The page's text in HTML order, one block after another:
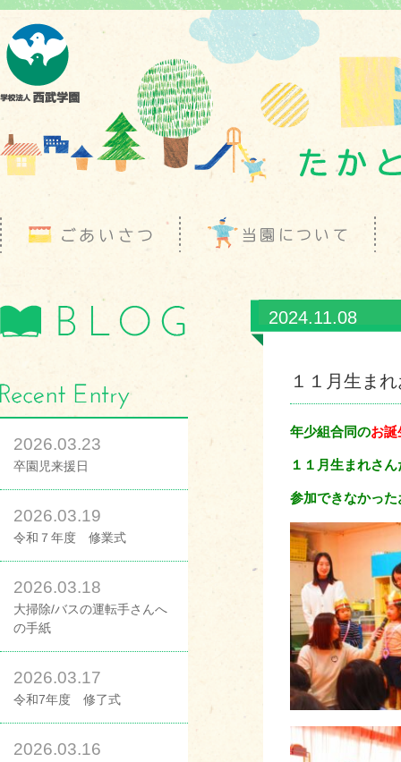
2026.03.23
卒園児来援日
2026.03.19
令和７年度 修業式
2026.03.18
大掃除/バスの運転手さんへ
の手紙
2026.03.17
令和7年度 修了式
2026.03.16
2024.11.08
１１月生ま
年少組合同のお誕
１１月生まれさ
参加できなかっ